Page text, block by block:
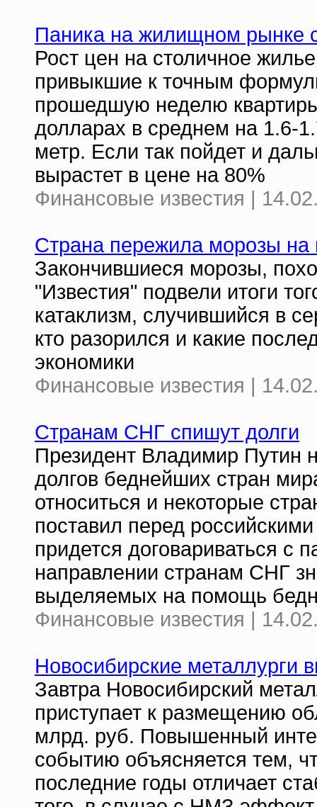
Паника на жилищном рынке
Рост цен на столичное
привыкшие к точным
прошедшую неделю
долларах в среднем на 1.6-
метр. Если так пойдет и
вырастет в цене на 80%
Финансовые известия |
Страна пережила морозы на
Закончившиеся морозы,
"Известия" подвели итоги
катаклизм, случившийся в
кто разорился и какие
экономики
Финансовые известия |
Странам СНГ спишут долги
Президент Владимир Путин
долгов беднейших стран
относиться и некоторые
поставил перед
придется договариваться с
направлении странам СНГ
выделяемых на помощь
Финансовые известия |
Новосибирские металлурги
Завтра Новосибирский
приступает к размещению
млрд. руб. Повышенный
событию объясняется тем,
последние годы отличает